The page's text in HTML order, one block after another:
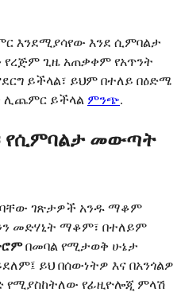
እንደሚያሳየው እንደ ሲምባልታ
ጊዜ አጠቃቀም የአጥንት
ይችላል፣ ይህም በተለይ በዕድሜ
ሊጨምር ይችላል ምንጭ.
የሲምባልታ መውጣት
ገጽታዎች አንዱ ማቆም
መድሃኒት ማቆም፣ በተለይም
በመባል የሚታወቅ ሁኔታ
ይህ በሰውነትዎ እና በአንጎልዎ
የሚያስከትለው የፊዚዮሎጂ ምላሽ